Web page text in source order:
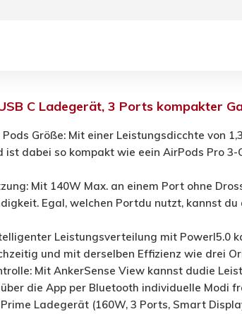
C Ladegerät, 3 Ports kompakter
Größe: Mit einer Leistungsdicchte von
ist dabei so kompakt wie eein AirPods Pro
Mit 140W Max. an einem Port ohne
Egal, welchen Portdu nutzt, kannst
Leistungsverteilung mit PowerI5.0
und mit derselben Effizienz wie drei
Mit AnkerSense View kannst dudie
die App per Bluetooth individuelle Modi
Ladegerät (160W, 3 Ports, Smart